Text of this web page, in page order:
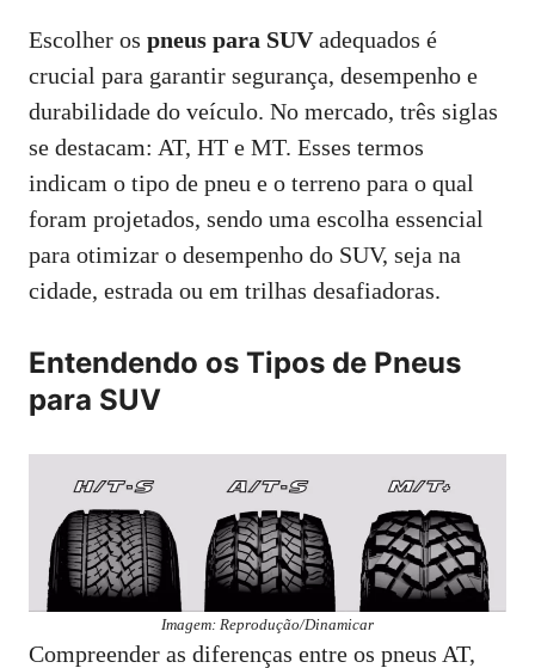
c
e
b
o
a
t
s
A
n
k
e
l
e
g
r
m
n
t
e
r
t
a
i
l
a
r
e
Escolher os pneus para SUVadequados é
crucial para garantir segurança, desempenho e
durabilidade do veículo. No mercado, três siglas
se destacam: AT, HT e MT. Esses termos
indicam o tipo de pneu e o terreno para o qual
foram projetados, sendo uma escolha essencial
para otimizar o desempenho do SUV, seja na
cidade, estrada ou em trilhas desafiadoras.
Entendendo os Tipos de Pneus
para SUV
Imagem: Reprodução/Dinamicar
Compreender as diferenças entre os pneus AT,